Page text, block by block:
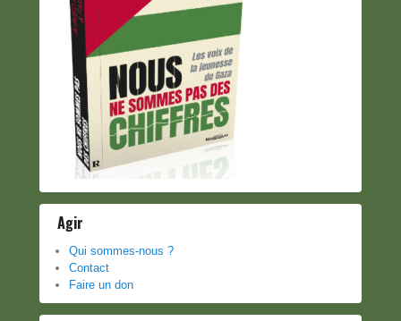
Agir
Qui sommes-nous ?
Contact
Faire un don